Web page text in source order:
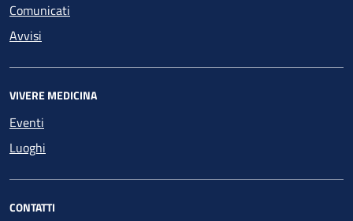
Comunicati
Avvisi
VIVERE MEDICINA
Eventi
Luoghi
CONTATTI